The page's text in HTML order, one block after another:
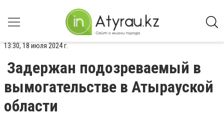
13:30, 18 июля 2024 г.
Задержан подозреваемый в
вымогательстве в Атырауской
области